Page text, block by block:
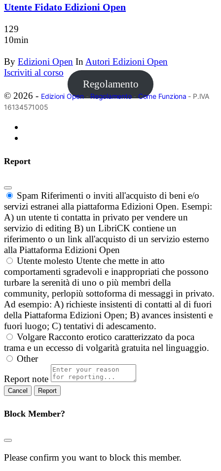
Utente Fidato Edizioni Open
129
10min
By Edizioni Open InAutori Edizioni Open
Iscriviti al corso
Regolamento
© 2026 - Edizioni Open - Regolamento- Come Funziona - P.IVA
16134571005
Report
Spam Riferimenti o inviti all'acquisto di beni e/o
servizi estranei alla piattaforma Edizioni Open. Esempi:
A) un utente ti contatta in privato per vendere un
servizio di editing B) un LibriCK contiene un
riferimento o un link all'acquisto di un servizio esterno
alla Piattaforma Edizioni Open
Utente molesto Utente che mette in atto
comportamenti sgradevoli e inappropriati che possono
turbare la serenità di uno o più membri della
community, perlopiù sottoforma di messaggi in privato.
Ad esempio: A) richieste insistenti di contatti al di fuori
della Piattaforma Edizioni Open; B) avances insistenti e
fuori luogo; C) tentativi di adescamento.
Volgare Racconto erotico caratterizzato da poca
trama e un eccesso di volgarità gratuita nel linguaggio.
Other
Report note
Report
Block Member?
Please confirm you want to block this member.